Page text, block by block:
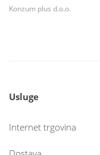
Konzum plus d.o.o.
Usluge
Internet trgovina